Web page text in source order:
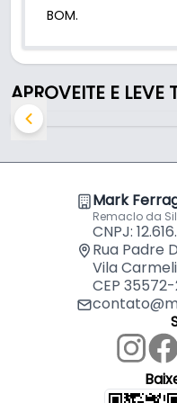
BOM.
APROVEITE E LEVE
Mark
Remaclo da
CNPJ:
Rua Padre
Vila
CEP